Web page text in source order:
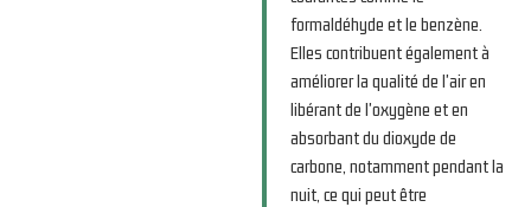
formaldéhyde et le benzène.
Elles contribuent également à
améliorer la qualité de l'air en
libérant de l'oxygène et en
absorbant du dioxyde de
carbone, notamment pendant la
nuit, ce qui peut être